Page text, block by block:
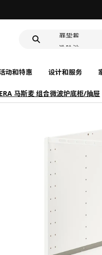
洗脸池
动和特惠 设计和服务
马斯麦 组合微波炉底柜/抽屉